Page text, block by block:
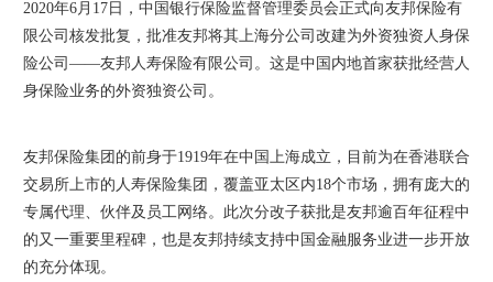
2020年6月17日，中国银行保险监督管理委员会正式向友邦保险有
限公司核发批复，批准友邦将其上海分公司改建为外资独资人身保
险公司——友邦人寿保险有限公司。这是中国内地首家获批经营人
身保险业务的外资独资公司。
友邦保险集团的前身于1919年在中国上海成立，目前为在香港联合
交易所上市的人寿保险集团，覆盖亚太区内18个市场，拥有庞大的
专属代理、伙伴及员工网络。此次分改子获批是友邦逾百年征程中
的又一重要里程碑，也是友邦持续支持中国金融服务业进一步开放
的充分体现。